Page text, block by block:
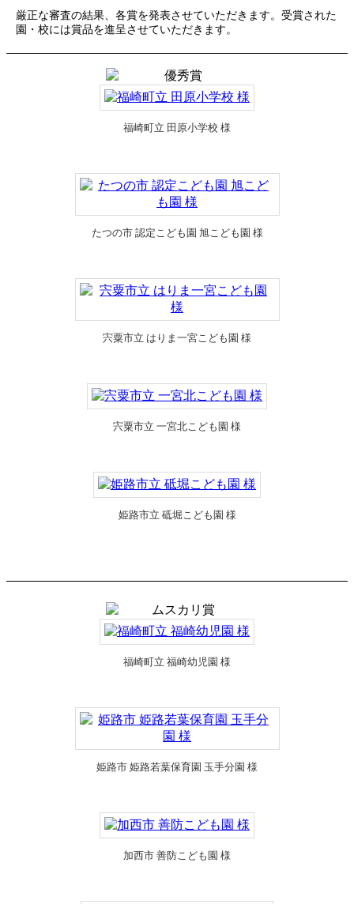
厳正な審査の結果、各賞を発表させていただきます。受賞された
園・校には賞品を進呈させていただきます。
福崎町立 田原小学校 様
たつの市 認定こども園 旭こども園 様
宍粟市立 はりま一宮こども園 様
宍粟市立 一宮北こども園 様
姫路市立 砥堀こども園 様
福崎町立 福崎幼児園 様
姫路市 姫路若葉保育園 玉手分園 様
加西市 善防こども園 様